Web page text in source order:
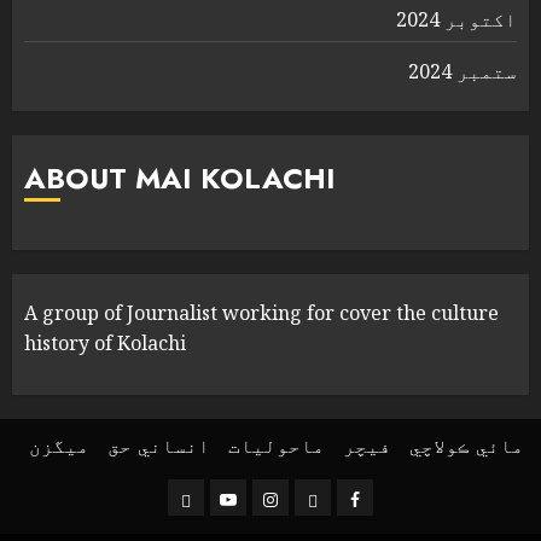
اکتوبر 2024
ستمبر 2024
ABOUT MAI KOLACHI
A group of Journalist working for cover the culture
history of Kolachi
مائي ڪولاچي فیچر ماحولیات انساني حق ميگزن
Facebook
Instagram
YouTube
Threads